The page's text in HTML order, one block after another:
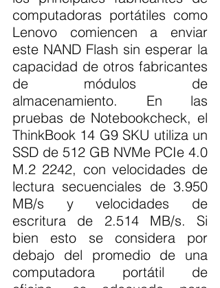
computadoras portátiles como
Lenovo comiencen a enviar
este NAND Flash sin esperar la
capacidad de otros fabricantes
de módulos de
almacenamiento. En las
pruebas de Notebookcheck, el
ThinkBook 14 G9 SKU utiliza un
SSD de 512 GB NVMe PCIe 4.0
M.2 2242, con velocidades de
lectura secuenciales de 3.950
MB/s y velocidades de
escritura de 2.514 MB/s. Si
bien esto se considera por
debajo del promedio de una
computadora portátil de